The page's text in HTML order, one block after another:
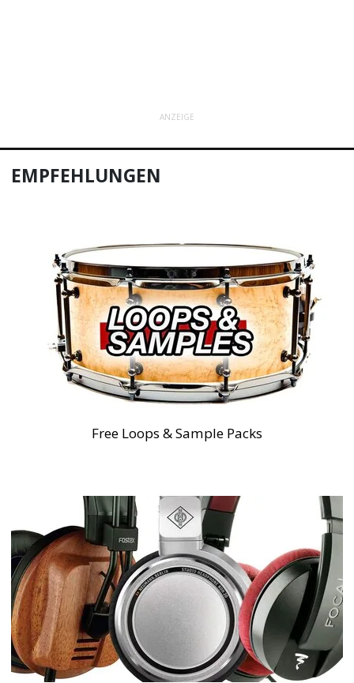
ANZEIGE
EMPFEHLUNGEN
Free Loops & Sample Packs